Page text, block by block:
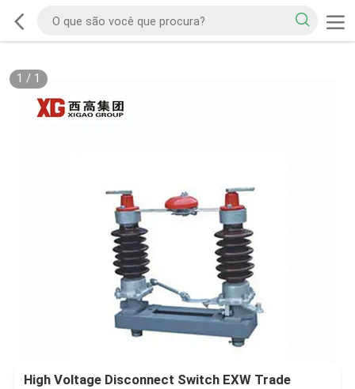
1 / 1
High Voltage Disconnect Switch EXW Trade